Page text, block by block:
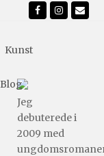
Facebook
Kunst
Blog
Jeg
debuterede i
2009 med